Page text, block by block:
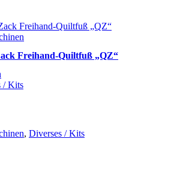
Freihand-Quiltfuß „QZ“
/ Kits
, Diverses / Kits